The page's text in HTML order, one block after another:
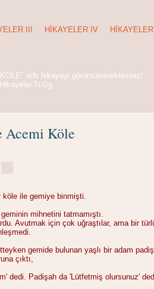
III HIKAYELER IV
adlı hikayeyi görüntülemektesiniz!
Acemi Köle
köle ile gemiye binmişti.
mihnetini tatmamıştı.
Avutmak için çok uğraştılar, ama bir
gemide bulunan yaşlı bir adam
çıktı,
dedi. Padişah da 'Lütfetmiş olursunuz'